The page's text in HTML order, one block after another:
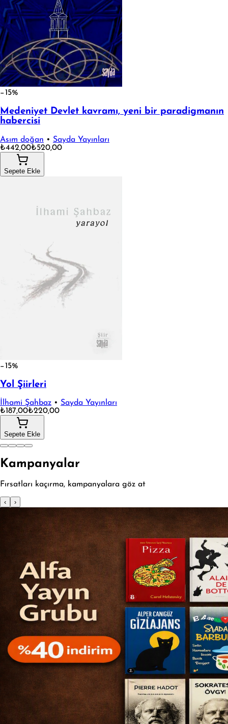
−15%
Medeniyet Devlet kavramı, yeni bir paradigmanın
habercisi
Asım doğan • Sayda Yayınları
₺442,00₺520,00
Sepete Ekle
−15%
Yol Şiirleri
İlhami Şahbaz • Sayda Yayınları
₺187,00₺220,00
Sepete Ekle
Kampanyalar
Fırsatları kaçırma, kampanyalara göz at
‹ ›